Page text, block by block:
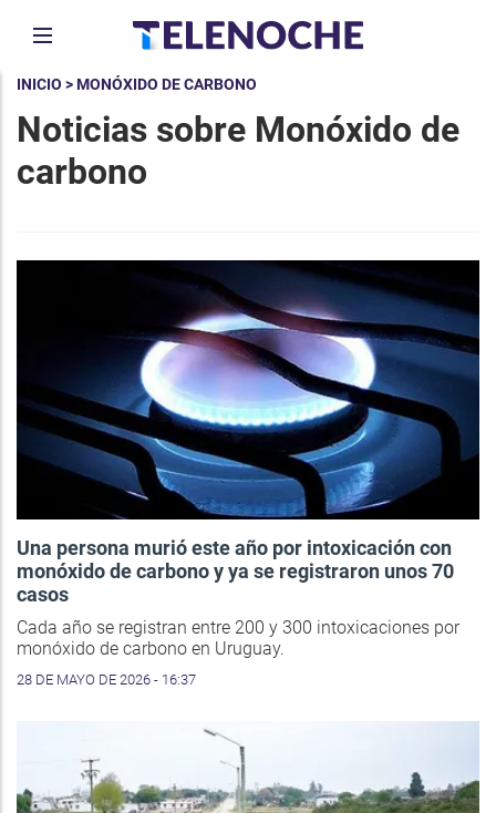
INICIO > MONÓXIDO DE CARBONO
Noticias sobre Monóxido de
carbono
Una persona murió este año por intoxicación con
monóxido de carbono y ya se registraron unos 70
casos
Cada año se registran entre 200 y 300 intoxicaciones por
monóxido de carbono en Uruguay.
28 DE MAYO DE 2026 - 16:37